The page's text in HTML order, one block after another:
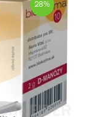
28%